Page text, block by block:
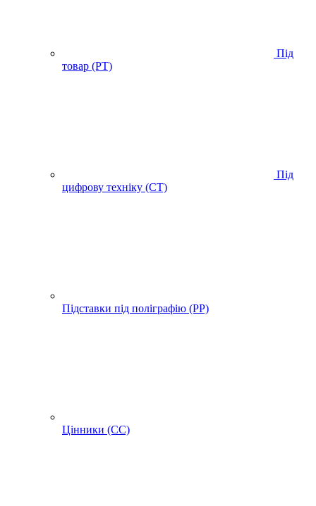
Під
товар (PT)
Під
цифрову техніку (CT)
Підставки під поліграфію (PP)
Цінники (СС)